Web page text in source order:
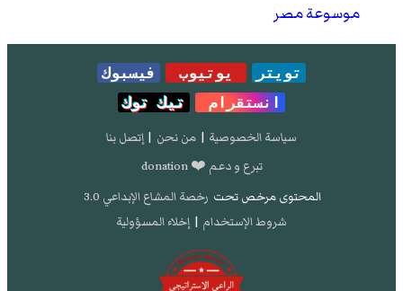
موسوعة مصر
تويتر يوتيوب
فيسبوك
انستقرام
تيك توك
سياسة الخصوصية | من نحن | إتصل بنا
تبرع و دعم ❤️ donation
المحتوى مرخص تحت رخصة المشاع الإبداعي 3.0
شروط الإستخدام | إخلاء المسؤولية